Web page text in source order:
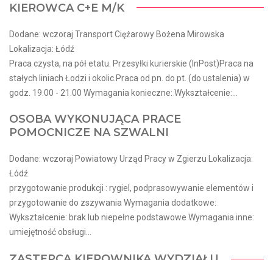
KIEROWCA C+E M/K
Dodane: wczoraj Transport Ciężarowy Bożena Mirowska
Lokalizacja: Łódź
Praca czysta, na pół etatu. Przesyłki kurierskie (InPost)Praca na
stałych liniach Łodzi i okolic.Praca od pn. do pt. (do ustalenia) w
godz. 19.00 - 21.00 Wymagania konieczne: Wykształcenie:...
OSOBA WYKONUJĄCA PRACE
POMOCNICZE NA SZWALNI
Dodane: wczoraj Powiatowy Urząd Pracy w Zgierzu Lokalizacja:
Łódź
przygotowanie produkcji : rygiel, podprasowywanie elementów i
przygotowanie do zszywania Wymagania dodatkowe:
Wykształcenie: brak lub niepełne podstawowe Wymagania inne:
umiejętność obsługi...